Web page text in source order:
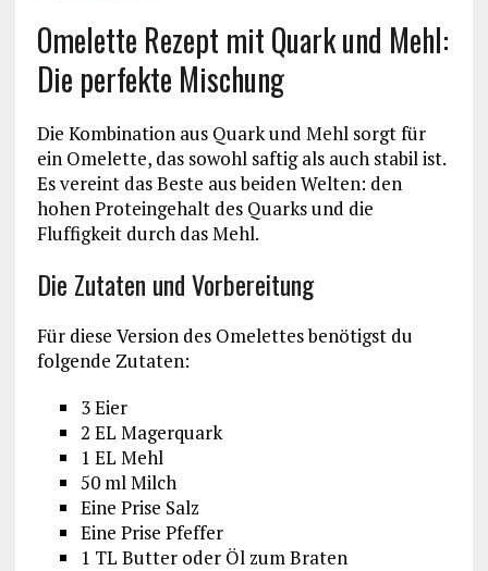
Omelette Rezept mit Quark und Mehl:
Die perfekte Mischung
Die Kombination aus Quark und Mehl sorgt für
ein Omelette, das sowohl saftig als auch stabil ist.
Es vereint das Beste aus beiden Welten: den
hohen Proteingehalt des Quarks und die
Fluffigkeit durch das Mehl.
Die Zutaten und Vorbereitung
Für diese Version des Omelettes benötigst du
folgende Zutaten:
3 Eier
2 EL Magerquark
1 EL Mehl
50 ml Milch
Eine Prise Salz
Eine Prise Pfeffer
1 TL Butter oder Öl zum Braten